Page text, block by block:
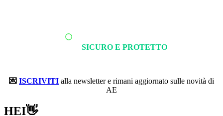
SICURO E PROTETTO
💌 ISCRIVITI alla newsletter e rimani aggiornato sulle novità di
AE
HEI👋